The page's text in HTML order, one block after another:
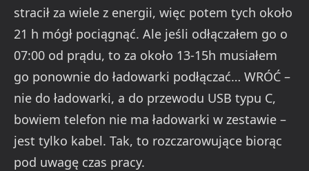
stracił za wiele z energii, więc potem tych około
21 h mógł pociągnąć. Ale jeśli odłączałem go o
07:00 od prądu, to za około 13-15h musiałem
go ponownie do ładowarki podłączać… WRÓĆ –
nie do ładowarki, a do przewodu USB typu C,
bowiem telefon nie ma ładowarki w zestawie –
jest tylko kabel. Tak, to rozczarowujące biorąc
pod uwagę czas pracy.